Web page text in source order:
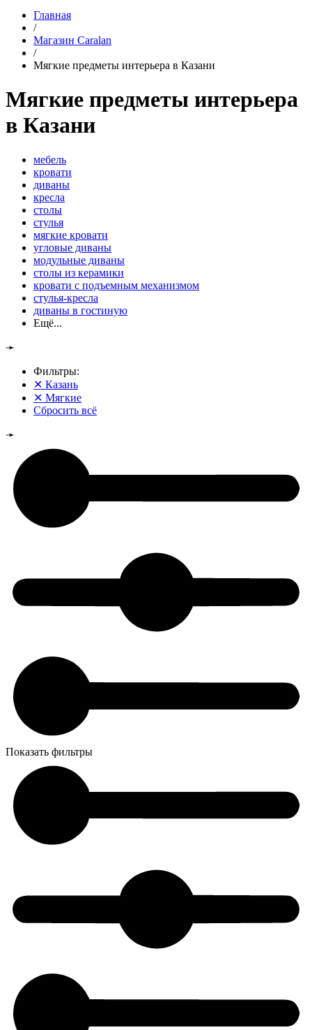
Главная
/
Магазин Caralan
/
Мягкие предметы интерьера в Казани
Мягкие предметы интерьера
в Казани
мебель
кровати
диваны
кресла
столы
стулья
мягкие кровати
угловые диваны
модульные диваны
столы из керамики
кровати с подъемным механизмом
стулья-кресла
диваны в гостиную
Ещё...
➛
Фильтры:
✕ Казань
✕ Мягкие
Сбросить всё
➛
Показать фильтры